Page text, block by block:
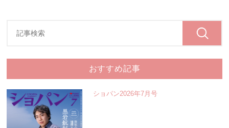
おすすめ記事
ショパン2026年7月号